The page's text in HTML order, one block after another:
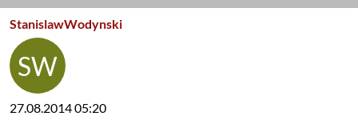
StanislawWodynski
27.08.2014 05:20